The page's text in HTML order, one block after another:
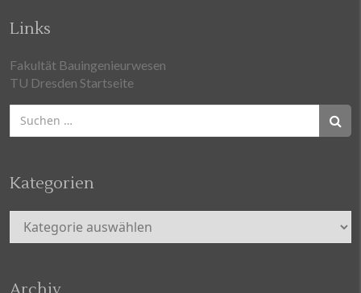
Links
Fakultät Bauingenieurwesen
TU Dresden Startseite
Suchen
nach:
Kategorien
Kategorien